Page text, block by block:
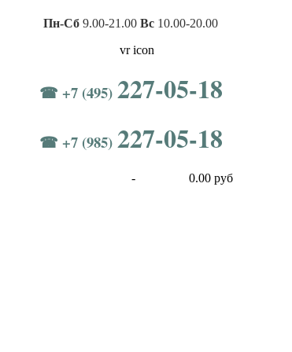
Пн-Сб 9.00-21.00 Вс 10.00-20.00
☎ +7 (495) 227-05-18
☎ +7 (985) 227-05-18
-
0.00 руб